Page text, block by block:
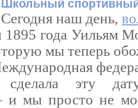
Школьный
Сегодня наш день,
года Уильям
мы теперь
сделала эту
мы просто не